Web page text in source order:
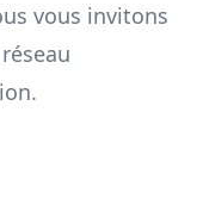
vous invitons